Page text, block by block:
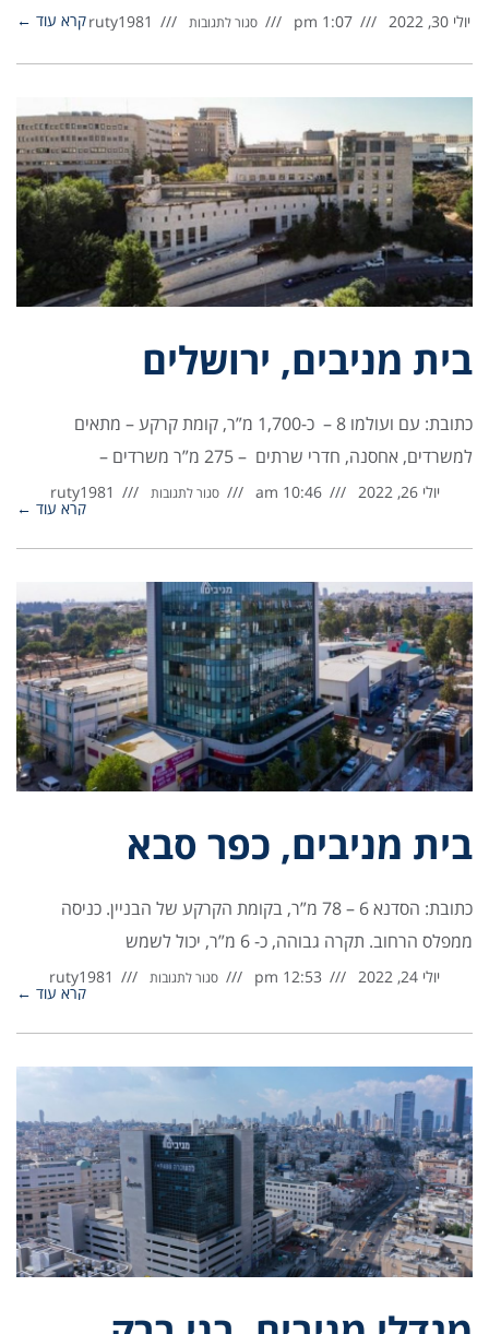
יולי 30, 2022 1:07 pm סגור לתגובות ruty1981קרא עוד ←
בית מניבים, ירושלים
כתובת: עם ועולמו 8 – כ-1,700 מ”ר, קומת קרקע – מתאים
למשרדים, אחסנה, חדרי שרתים – 275 מ”ר משרדים –
יולי 26, 2022 10:46 am סגור לתגובות ruty1981
קרא עוד ←
בית מניבים, כפר סבא
כתובת: הסדנא 6 – 78 מ”ר, בקומת הקרקע של הבניין. כניסה
ממפלס הרחוב. תקרה גבוהה, כ- 6 מ”ר, יכול לשמש
יולי 24, 2022 12:53 pm סגור לתגובות ruty1981
קרא עוד ←